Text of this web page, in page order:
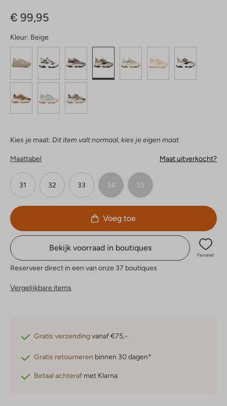
€ 99,95
Kleur: Beige
Kies je maat: Dit item valt normaal, kies je eigen maat
Maattabel Maat uitverkocht?
31 32 33 34 35
Voeg toe
Bekijk voorraad in boutiques
Favoriet
Reserveer direct in een van onze 37 boutiques
Vergelijkbare items
Gratis verzendingvanaf €75,-
Gratis retourneren binnen 30 dagen*
Betaal achteraf met Klarna